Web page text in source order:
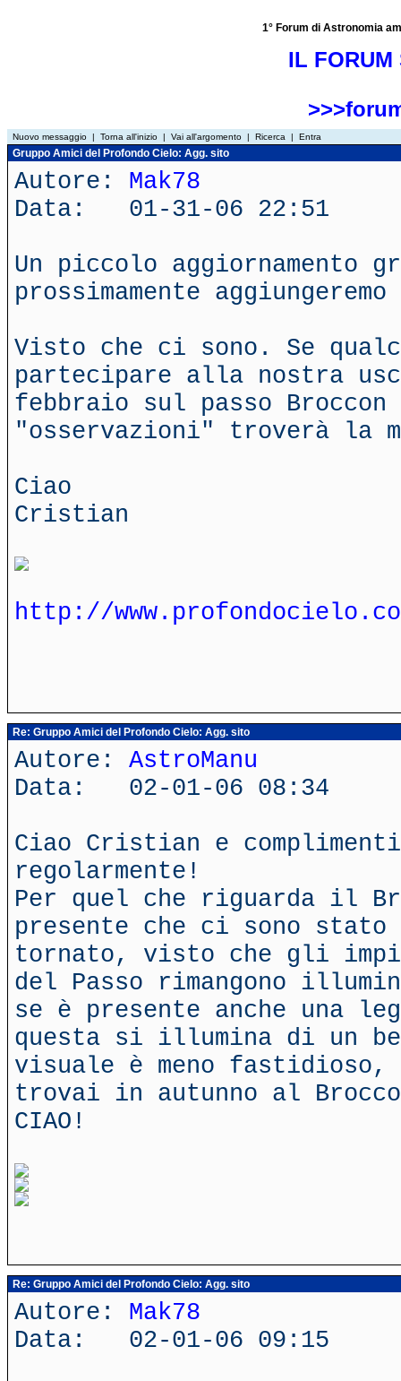
1° Forum di Astronomia
IL FORUM
Nuovo messaggio | Torna all'inizio | Vai all'argomento | Ricerca | Entra
Gruppo Amici del Profondo Cielo: Agg. sito
Autore: Mak78
Data: 01-31-06 22:51
Un piccolo
prossimamente
Visto che ci sono. Se
partecipare alla nostra
febbraio sul passo
"osservazioni" troverà la
Ciao
Cristian
http://
Re: Gruppo Amici del Profondo Cielo: Agg. sito
Autore: AstroManu
Data: 02-01-06 08:34
Ciao Cristian e
regolarmente!
Per quel che riguarda il
presente che ci sono stato
tornato, visto che gli
del Passo rimangono
se è presente anche una
questa si illumina di un
visuale è meno
trovai in autunno al
CIAO!
Re: Gruppo Amici del Profondo Cielo: Agg. sito
Autore: Mak78
Data: 02-01-06 09:15